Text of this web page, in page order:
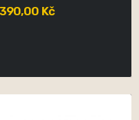
390,00 Kč